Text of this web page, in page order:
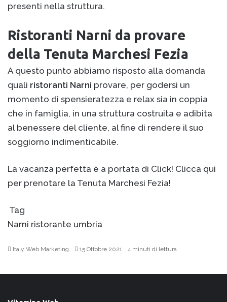
presenti nella struttura.
Ristoranti Narni da provare
della Tenuta Marchesi Fezia
A questo punto abbiamo risposto alla domanda
quali ristoranti Narni provare, per godersi un
momento di spensieratezza e relax sia in coppia
che in famiglia, in una struttura costruita e adibita
al benessere del cliente, al fine di rendere il suo
soggiorno indimenticabile.
La vacanza perfetta è a portata di Click! Clicca qui
per prenotare la Tenuta Marchesi Fezia!
Tag
Narni ristorante umbria
Italy Web Marketing 15 Ottobre 2021 4 minuti di lettura